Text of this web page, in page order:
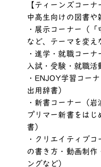
【ティーンズコーナ
中高生向けの図書や
・展示コーナー（「
など、テーマを変え
・進学・就職コーナ
入試・受験・就職活
・ENJOY学習コー
出用辞書）
・新書コーナー（
プリマー新書をは
書）
・クリエイティブ
の書き方・動画制作
ングなど）